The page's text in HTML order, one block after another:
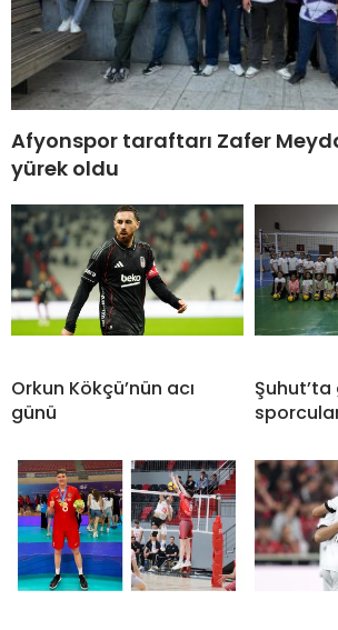
Afyonspor taraftarı Zafer
yürek oldu
Orkun Kökçü’nün acı
günü